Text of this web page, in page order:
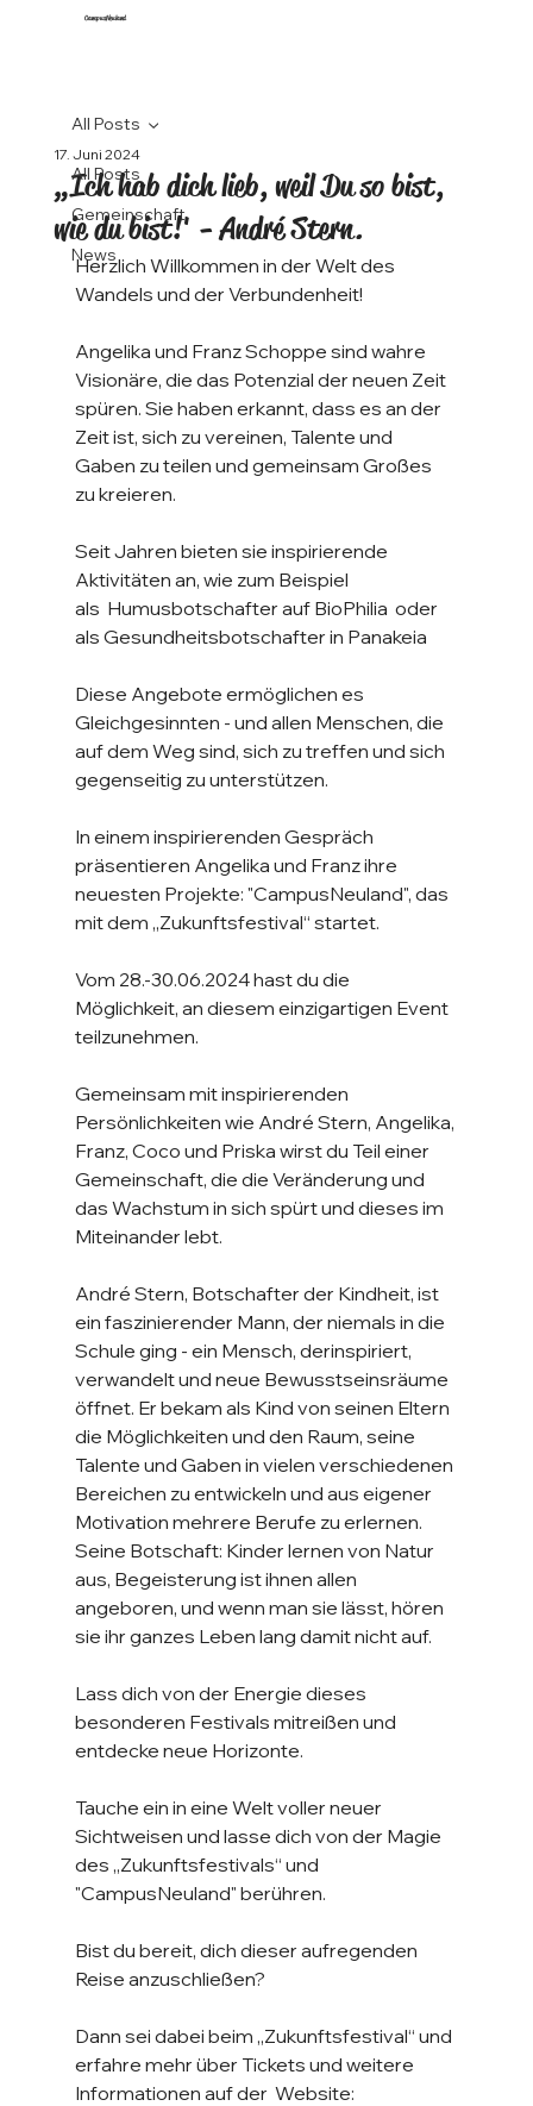
CampusNeuland
All Posts
Gemeinschaft
News
All Posts
„Ich hab dich lieb, weil Du so bist,
wie du bist!' - André Stern.
17. Juni 2024
Herzlich Willkommen in der Welt des
Wandels und der Verbundenheit!
Angelika und Franz Schoppe sind wahre
Visionäre, die das Potenzial der neuen Zeit
spüren. Sie haben erkannt, dass es an der
Zeit ist, sich zu vereinen, Talente und
Gaben zu teilen und gemeinsam Großes
zu kreieren.
Seit Jahren bieten sie inspirierende
Aktivitäten an, wie zum Beispiel
als  Humusbotschafter auf BioPhilia  oder
als Gesundheitsbotschafter in Panakeia
Diese Angebote ermöglichen es
Gleichgesinnten - und allen Menschen, die
auf dem Weg sind, sich zu treffen und sich
gegenseitig zu unterstützen.
In einem inspirierenden Gespräch
präsentieren Angelika und Franz ihre
neuesten Projekte: "CampusNeuland", das
mit dem „Zukunftsfestival“ startet.
Vom 28.-30.06.2024 hast du die
Möglichkeit, an diesem einzigartigen Event
teilzunehmen.
Gemeinsam mit inspirierenden
Persönlichkeiten wie André Stern, Angelika,
Franz, Coco und Priska wirst du Teil einer
Gemeinschaft, die die Veränderung und
das Wachstum in sich spürt und dieses im
Miteinander lebt.
André Stern, Botschafter der Kindheit, ist
ein faszinierender Mann, der niemals in die
Schule ging - ein Mensch, derinspiriert,
verwandelt und neue Bewusstseinsräume
öffnet. Er bekam als Kind von seinen Eltern
die Möglichkeiten und den Raum, seine
Talente und Gaben in vielen verschiedenen
Bereichen zu entwickeln und aus eigener
Motivation mehrere Berufe zu erlernen.
Seine Botschaft: Kinder lernen von Natur
aus, Begeisterung ist ihnen allen
angeboren, und wenn man sie lässt, hören
sie ihr ganzes Leben lang damit nicht auf.
Lass dich von der Energie dieses
besonderen Festivals mitreißen und
entdecke neue Horizonte.
Tauche ein in eine Welt voller neuer
Sichtweisen und lasse dich von der Magie
des „Zukunftsfestivals“ und
"CampusNeuland" berühren.
Bist du bereit, dich dieser aufregenden
Reise anzuschließen?
Dann sei dabei beim „Zukunftsfestival“ und
erfahre mehr über Tickets und weitere
Informationen auf der  Website: